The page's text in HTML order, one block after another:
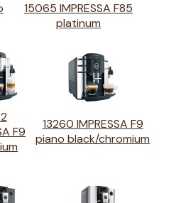
15065 IMPRESSA F85
platinum
F9
13260 IMPRESSA F9
piano black/chromium